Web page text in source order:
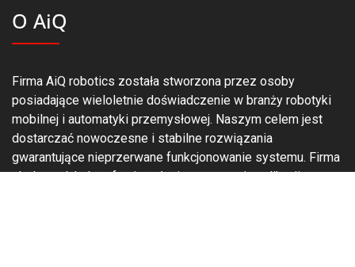
O AiQ
Firma AiQ robotics została stworzona przez osoby
posiadające wieloletnie doświadczenie w branży robotyki
mobilnej i automatyki przemysłowej. Naszym celem jest
dostarczać nowoczesne i stabilne rozwiązania
gwarantujące nieprzerwane funkcjonowanie systemu. Firma
obok produktów oferuje usługi opracowania aplikacji